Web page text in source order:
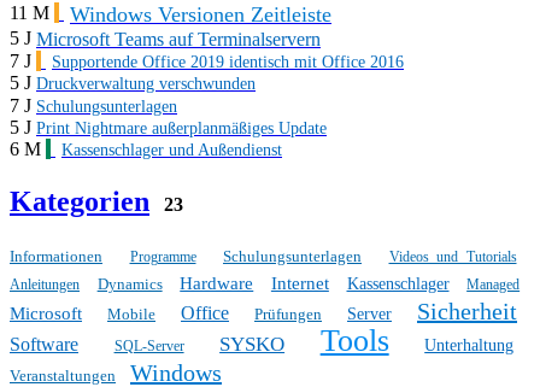
11 M Windows Versionen Zeitleiste
5 J Microsoft Teams auf Terminalservern
7 J
Supportende Office 2019 identisch mit Office 2016
5 J Druckverwaltung verschwunden
7 J Schulungsunterlagen
5 J Print Nightmare außerplanmäßiges Update
6 M Kassenschlager und Außendienst
Kategorien 23
Informationen Programme Schulungsunterlagen
Videos und Tutorials
Anleitungen
Dynamics Hardware Internet Kassenschlager Managed
Microsoft Mobile Office Prüfungen Server Sicherheit
Software SQL-Server SYSKO Tools
Unterhaltung
Veranstaltungen
Windows